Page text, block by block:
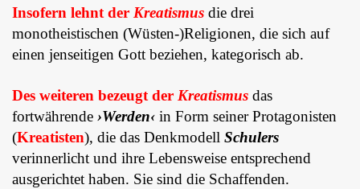
Insofern lehnt der Kreatismus die drei
monotheistischen (Wüsten-)Religionen, die sich auf
einen jenseitigen Gott beziehen, kategorisch ab.
Des weiteren bezeugt der Kreatismus das
fortwährende ›Werden‹ in Form seiner Protagonisten
(Kreatisten), die das Denkmodell Schulers
verinnerlicht und ihre Lebensweise entsprechend
ausgerichtet haben. Sie sind die Schaffenden.